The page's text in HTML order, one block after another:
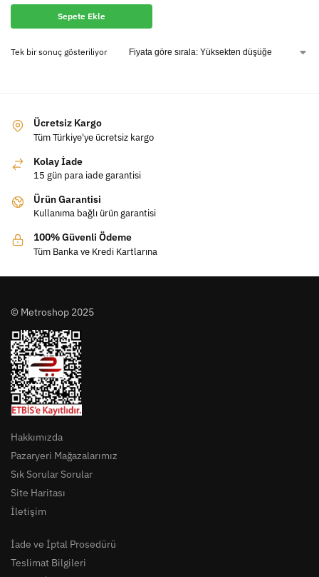
Sepete Ekle
Tek bir sonuç gösteriliyor
Ücretsiz Kargo
Tüm Türkiye'ye ücretsiz kargo
Kolay İade
15 gün para iade garantisi
Ürün Garantisi
Kullanıma bağlı ürün garantisi
100% Güvenli Ödeme
Tüm Banka ve Kredi Kartlarına
© Metroshop 2025
Hakkımızda
Pazaryeri Mağazalarımız
Sık Sorular Sorular
Site Haritası
İletişim
İade ve İptal Prosedürü
Teslimat Bilgileri